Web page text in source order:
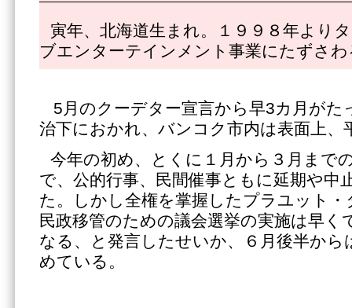
寅年、北海道生まれ。１９９８年より
ブエンターテインメント事業にたずさわ
5月のクーデター宣言から早3カ月がた
治下におかれ、バンコク市内は表面上、
今年の初め、とくに１月から３月まで
で、公的行事、民間催事ともに延期や中
た。しかし全権を掌握したプラユット・
民政移管のための議会選挙の実施は早く
なる、と発言したせいか、６月後半か
めている。